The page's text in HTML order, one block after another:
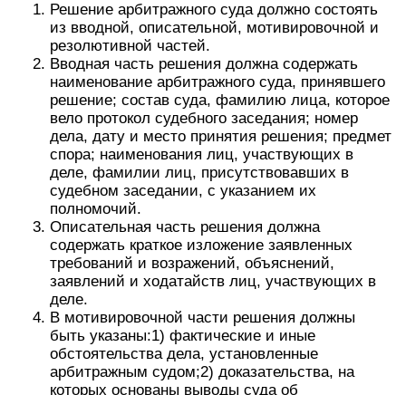
Решение арбитражного суда должно состоять
из вводной, описательной, мотивировочной и
резолютивной частей.
Вводная часть решения должна содержать
наименование арбитражного суда, принявшего
решение; состав суда, фамилию лица, которое
вело протокол судебного заседания; номер
дела, дату и место принятия решения; предмет
спора; наименования лиц, участвующих в
деле, фамилии лиц, присутствовавших в
судебном заседании, с указанием их
полномочий.
Описательная часть решения должна
содержать краткое изложение заявленных
требований и возражений, объяснений,
заявлений и ходатайств лиц, участвующих в
деле.
В мотивировочной части решения должны
быть указаны:1) фактические и иные
обстоятельства дела, установленные
арбитражным судом;2) доказательства, на
которых основаны выводы суда об